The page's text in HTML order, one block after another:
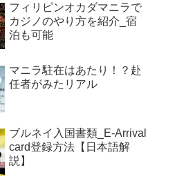
フィリピンオカダマニラで
カジノのやり方を紹介_宿
泊も可能
マニラ駐在はあたり！？赴
任者がみたリアル
ブルネイ入国書類_E-Arrival
card登録方法【日本語解
説】